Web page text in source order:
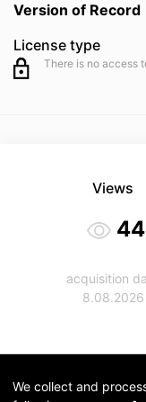
Version of Record
License type
There is no access
Views
44
acquisition
8.08.2026
We collect and